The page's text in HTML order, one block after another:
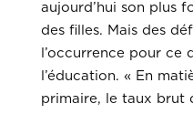
aujourd’hui son plus
des filles. Mais des
l’occurrence pour ce
l’éducation. « En
primaire, le taux brut